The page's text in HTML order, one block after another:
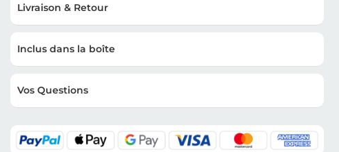
Livraison & Retour
Inclus dans la boîte
Vos Questions